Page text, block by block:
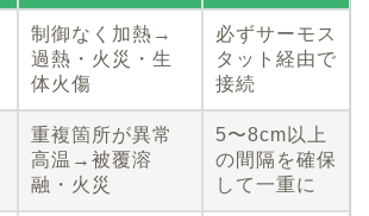
制御なく加熱→
過熱・火災・生
体火傷
必ずサーモス
タット経由で
接続
重複箇所が異常
高温→被覆溶
融・火災
5〜8cm以上
の間隔を確保
して一重に